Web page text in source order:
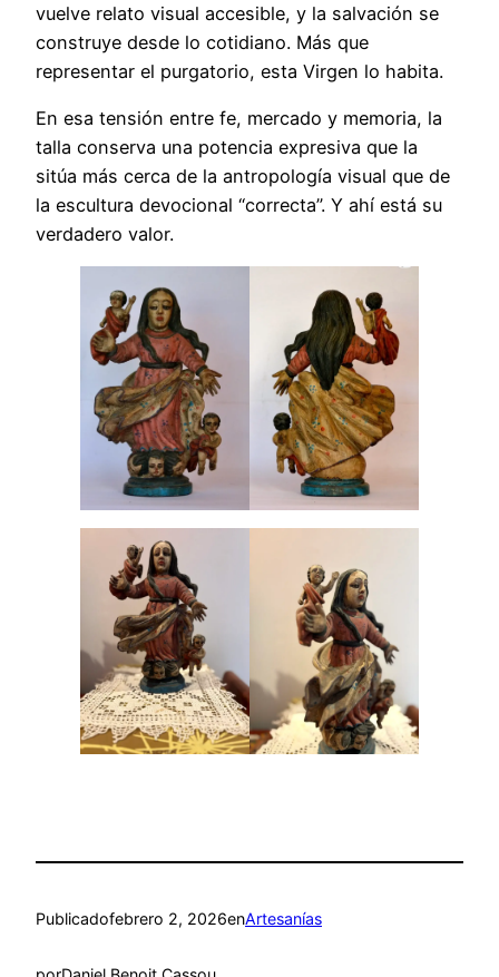
vuelve relato visual accesible, y la salvación se
construye desde lo cotidiano. Más que
representar el purgatorio, esta Virgen lo habita.
En esa tensión entre fe, mercado y memoria, la
talla conserva una potencia expresiva que la
sitúa más cerca de la antropología visual que de
la escultura devocional “correcta”. Y ahí está su
verdadero valor.
Publicadofebrero 2, 2026enArtesanías